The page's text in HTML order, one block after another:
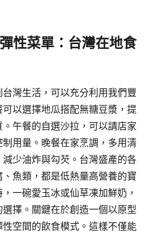
性菜單：台灣在地食
灣生活，可以充分利用我們豐
以選擇地瓜搭配無糖豆漿，提
午餐的自選沙拉，可以請店家
用量。晚餐在家烹調，多用清
少油炸與勾芡。台灣盛產的各
魚類，都是低熱量高營養的寶
一碗愛玉冰或仙草凍加鮮奶，
擇。關鍵在於創造一個以原型
空間的飲食模式。這樣不僅能